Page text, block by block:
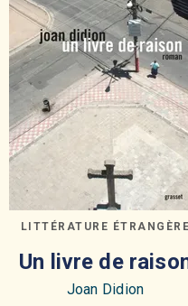
LITTÉRATURE ÉTRANGÈRE
Un livre de
Joan Didion